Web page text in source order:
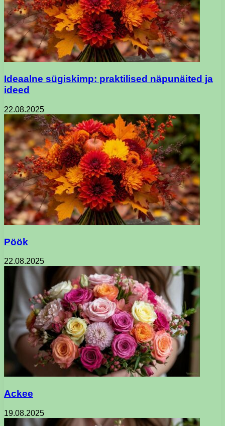
Ideaalne sügiskimp: praktilised näpunäited ja
ideed
22.08.2025
Pöök
22.08.2025
Ackee
19.08.2025